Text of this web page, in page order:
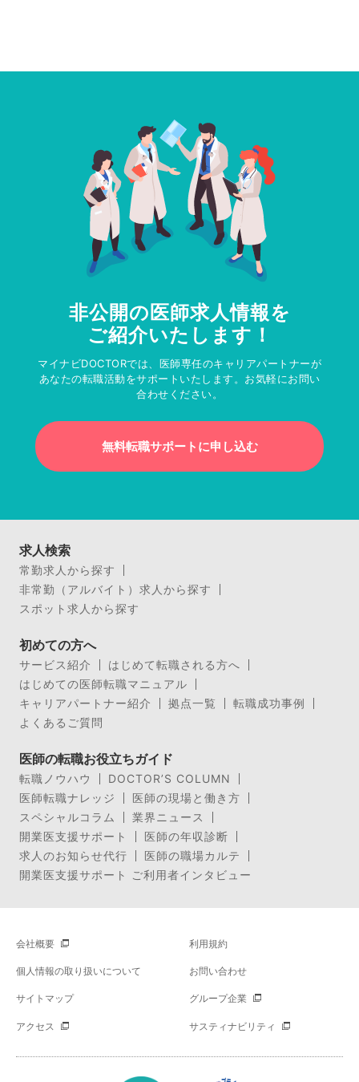
非公開の医師求人情報を
ご紹介いたします！
マイナビDOCTORでは、医師専任のキャリアパートナーが
あなたの転職活動をサポートいたします。お気軽にお問い
合わせください。
無料転職サポートに申し込む
求人検索
常勤求人から探す
非常勤（アルバイト）求人から探す
スポット求人から探す
初めての方へ
サービス紹介
はじめて転職される方へ
はじめての医師転職マニュアル
キャリアパートナー紹介
拠点一覧
転職成功事例
よくあるご質問
医師の転職お役立ちガイド
転職ノウハウ
DOCTOR’S COLUMN
医師転職ナレッジ
医師の現場と働き方
スペシャルコラム
業界ニュース
開業医支援サポート
医師の年収診断
求人のお知らせ代行
医師の職場カルテ
開業医支援サポート ご利用者インタビュー
会社概要 利用規約
個人情報の取り扱いについて お問い合わせ
サイトマップ グループ企業
アクセス サスティナビリティ